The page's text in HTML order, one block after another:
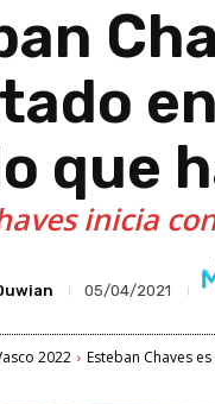
que
inicia
05/04/2021
2022 Esteban Chaves